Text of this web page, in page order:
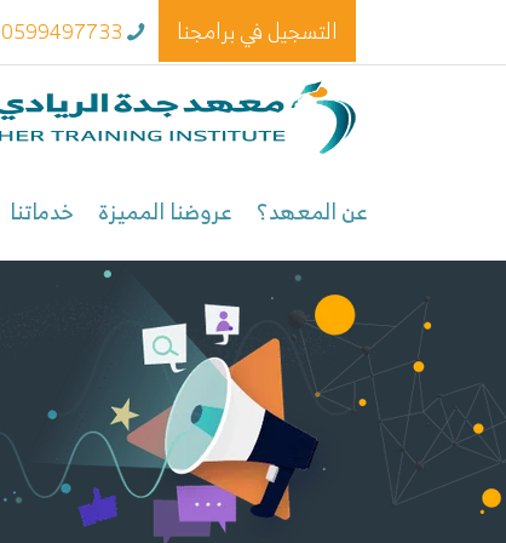
التسجيل في برامجنا 0599497733
عن المعهد؟ عروضنا المميزة خدماتنا